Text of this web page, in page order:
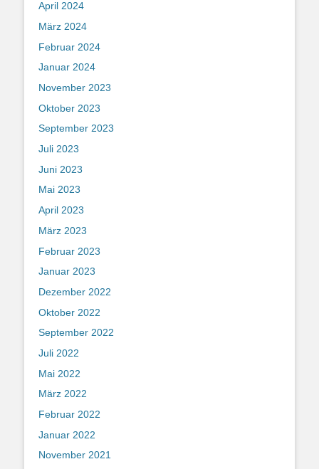
April 2024
März 2024
Februar 2024
Januar 2024
November 2023
Oktober 2023
September 2023
Juli 2023
Juni 2023
Mai 2023
April 2023
März 2023
Februar 2023
Januar 2023
Dezember 2022
Oktober 2022
September 2022
Juli 2022
Mai 2022
März 2022
Februar 2022
Januar 2022
November 2021